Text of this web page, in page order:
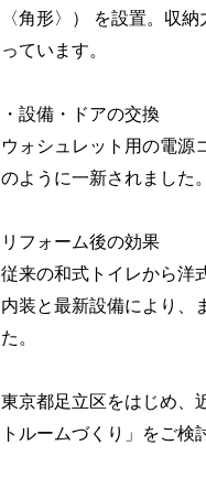
〈角形〉） を設置。収
っています。
・設備・ドアの交換
ウォシュレット用の電源
のように一新されました。
リフォーム後の効果
従来の和式トイレから洋
内装と最新設備により、
た。
東京都足立区をはじめ、
トルームづくり」をご検